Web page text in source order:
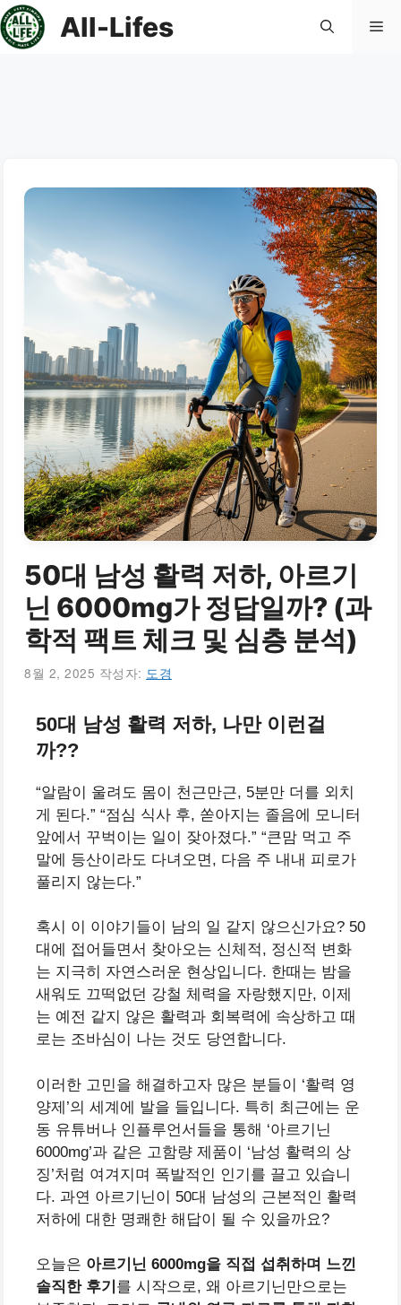
컨
텐
All-Lifes 메
50대 남성 활력 저하, 아르기
닌 6000mg가 정답일까? (과
학적 팩트 체크 및 심층 분석)
8월 2, 2025 작성자: 도경
50대 남성 활력 저하, 나만 이런걸
까??
“알람이 울려도 몸이 천근만근, 5분만 더를 외치
게 된다.” “점심 식사 후, 쏟아지는 졸음에 모니터
앞에서 꾸벅이는 일이 잦아졌다.” “큰맘 먹고 주
말에 등산이라도 다녀오면, 다음 주 내내 피로가
풀리지 않는다.”
혹시 이 이야기들이 남의 일 같지 않으신가요? 50
대에 접어들면서 찾아오는 신체적, 정신적 변화
는 지극히 자연스러운 현상입니다. 한때는 밤을
새워도 끄떡없던 강철 체력을 자랑했지만, 이제
는 예전 같지 않은 활력과 회복력에 속상하고 때
로는 조바심이 나는 것도 당연합니다.
이러한 고민을 해결하고자 많은 분들이 ‘활력 영
양제’의 세계에 발을 들입니다. 특히 최근에는 운
동 유튜버나 인플루언서들을 통해 ‘아르기닌
6000mg’과 같은 고함량 제품이 ‘남성 활력의 상
징’처럼 여겨지며 폭발적인 인기를 끌고 있습니
다. 과연 아르기닌이 50대 남성의 근본적인 활력
저하에 대한 명쾌한 해답이 될 수 있을까요?
오늘은 아르기닌 6000mg을 직접 섭취하며 느낀
솔직한 후기 를 시작으로, 왜 아르기닌만으로는